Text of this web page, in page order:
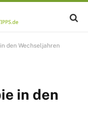
den Wechseljahren
in den